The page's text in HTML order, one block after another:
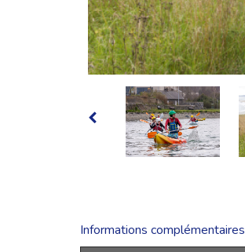
Informations complémentaires